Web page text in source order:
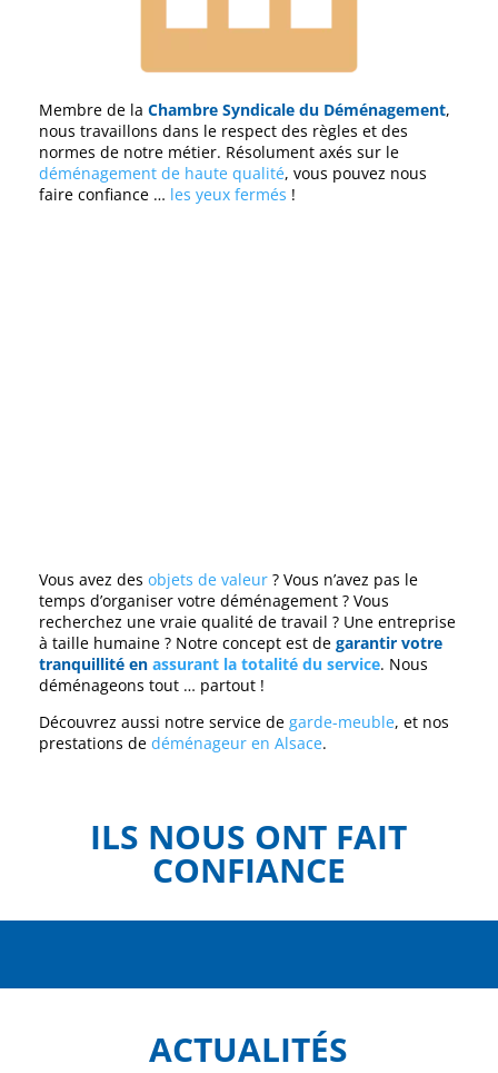
Membre de la Chambre Syndicale du Déménagement,
nous travaillons dans le respect des règles et des
normes de notre métier. Résolument axés sur le
déménagement de haute qualité, vous pouvez nous
faire confiance … les yeux fermés !
Vous avez des objets de valeur? Vous n’avez pas le
temps d’organiser votre déménagement ? Vous
recherchez une vraie qualité de travail ? Une entreprise
à taille humaine ? Notre concept est de garantir votre
tranquillité en assurant la totalité du service. Nous
déménageons tout … partout !
Découvrez aussi notre service de garde-meuble, et nos
prestations de déménageur en Alsace.
ILS NOUS ONT FAIT
CONFIANCE
ACTUALITÉS